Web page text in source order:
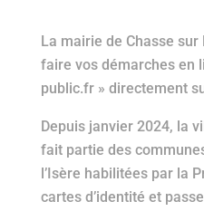
La mairie de Chasse
faire vos démarches en
public.fr » directement
Depuis janvier 2024, la
fait partie des
l’Isère habilitées par la
cartes d’identité et